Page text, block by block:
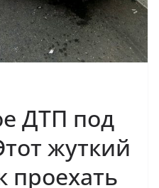
ДТП под
жуткий
проехать